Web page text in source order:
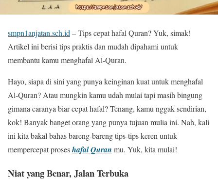
smpn1anjatan.sch.id– Tips cepat hafal Quran? Yuk, simak!
Artikel ini berisi tips praktis dan mudah dipahami untuk
membantu kamu menghafal Al-Quran.
Hayo, siapa di sini yang punya keinginan kuat untuk menghafal
Al-Quran? Atau mungkin kamu udah mulai tapi masih bingung
gimana caranya biar cepat hafal? Tenang, kamu nggak sendirian,
kok! Banyak banget orang yang punya tujuan mulia ini. Nah, kali
ini kita bakal bahas bareng-bareng tips-tips keren untuk
mempercepat proseshafal Quran mu. Yuk, kita mulai!
Niat yang Benar, Jalan Terbuka